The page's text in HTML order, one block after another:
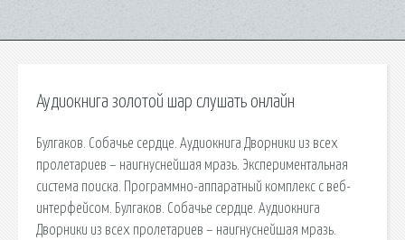
Аудиокнига золотой шар слушать онлайн
Булгаков. Собачье сердце. Аудиокнига Дворники из всех
пролетариев – наигнуснейшая мразь. Экспериментальная
система поиска. Программно-аппаратный комплекс с веб-
интерфейсом. Булгаков. Собачье сердце. Аудиокнига
Дворники из всех пролетариев – наигнуснейшая мразь.